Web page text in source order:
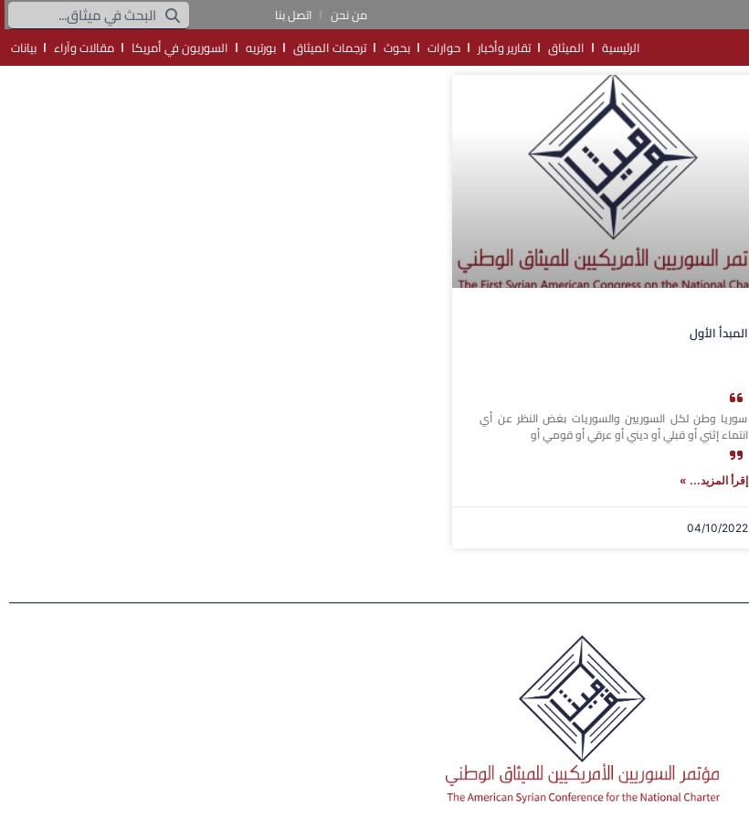
من نحن
اتصل بنا
الرئيسية
الميثاق تقارير وأخبار حوارات بحوث ترجمات الميثاق بورتريه السوريون في أمريكا مقالات وآراء بيانات
المبدأ الأول
سوريا وطن لكل السوريين والسوريات بغض النظر عن أي
انتماء إثني أو قبلي أو ديني أو عرقي أو قومي أو
إقرأ المزيد... »
04/10/2022